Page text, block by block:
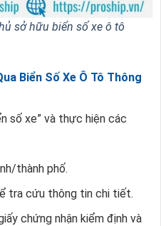
sở hữu biển số xe ô tô
Biển Số Xe Ô Tô Thông
số xe” và thực hiện các
thành phố.
tra cứu thông tin chi tiết.
chứng nhận kiểm định và